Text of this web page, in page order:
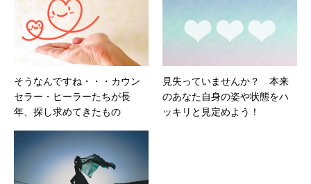
そうなんですね・・・カウン
セラー・ヒーラーたちが長
年、探し求めてきたもの
見失っていませんか？ 本来
のあなた自身の姿や状態をハ
ッキリと見定めよう！